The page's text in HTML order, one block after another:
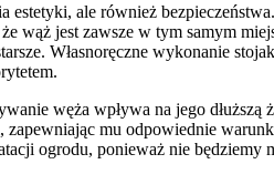
estetyki, ale również
wąż jest zawsze w tym samym
Własnoręczne wykonanie
węża wpływa na jego
mu odpowiednie
ogrodu, ponieważ nie